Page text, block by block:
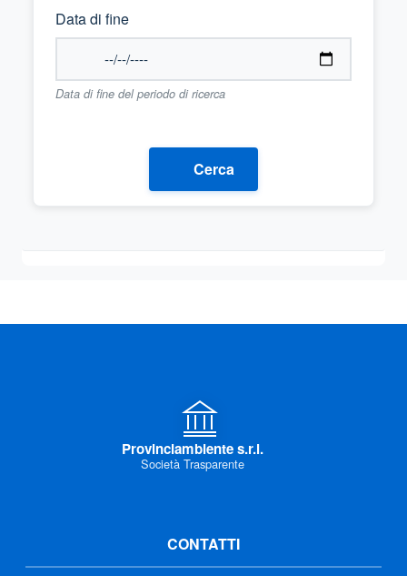
Data di fine
Data di fine del periodo di ricerca
Cerca
Provinciambiente s.r.l.
Società Trasparente
CONTATTI